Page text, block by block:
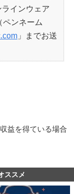
インウェア
ペンネーム
」までお送
益を得ている場合
ススメ